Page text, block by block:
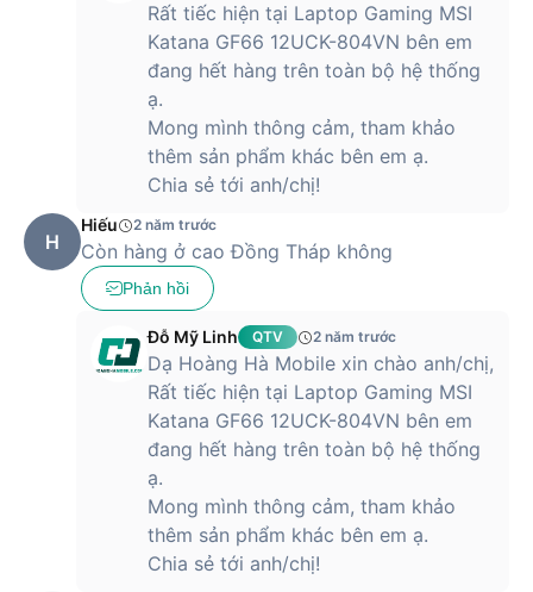
Rất tiếc hiện tại Laptop Gaming MSI
Katana GF66 12UCK-804VN bên em
đang hết hàng trên toàn bộ hệ thống
ạ.
Mong mình thông cảm, tham khảo
thêm sản phẩm khác bên em ạ.
Chia sẻ tới anh/chị!
H
Hiếu 2 năm trước
Còn hàng ở cao Đồng Tháp không
Phản hồi
Đỗ Mỹ Linh QTV 2 năm trước
Dạ Hoàng Hà Mobile xin chào anh/chị,
Rất tiếc hiện tại Laptop Gaming MSI
Katana GF66 12UCK-804VN bên em
đang hết hàng trên toàn bộ hệ thống
ạ.
Mong mình thông cảm, tham khảo
thêm sản phẩm khác bên em ạ.
Chia sẻ tới anh/chị!